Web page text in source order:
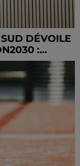
DÉVOILE
:...